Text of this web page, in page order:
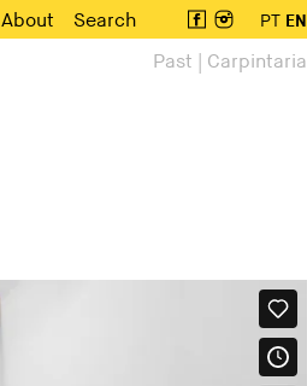
About Search PT EN
Past | Carpintaria